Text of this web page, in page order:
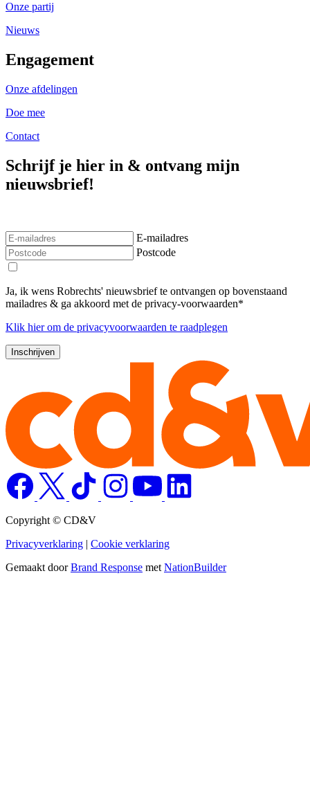
Onze partij
Nieuws
Engagement
Onze afdelingen
Doe mee
Contact
Schrijf je hier in & ontvang mijn
nieuwsbrief!
E-mailadres
Postcode
Ja, ik wens Robrechts' nieuwsbrief te ontvangen op bovenstaand
mailadres & ga akkoord met de privacy-voorwaarden*
Klik hierom de privacyvoorwaarden te raadplegen
Copyright © CD&V
Privacyverklaring | Cookie verklaring
Gemaakt doorBrand Response met NationBuilder